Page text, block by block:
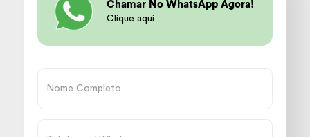
Chamar No WhatsApp Agora!
Clique aqui